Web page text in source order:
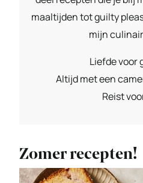
maaltijden tot guilty
mijn
Liefde voor
Altijd met een
Reist
Zomer recepten!